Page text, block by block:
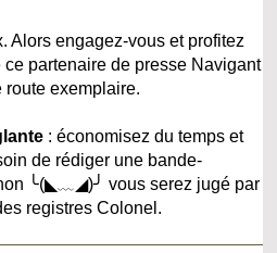
Alors engagez-vous et profitez
ce partenaire de presse Navigant
route exemplaire.
: économisez du temps et
de rédiger une bande-
╰(◣﹏◢)╯ vous serez jugé par
registres Colonel.